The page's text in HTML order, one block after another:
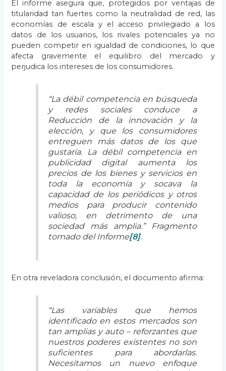
El informe asegura que, protegidos por ventajas de
titularidad tan fuertes como la neutralidad de red, las
economías de escala y el acceso privilegiado a los
datos de los usuarios, los rivales potenciales ya no
pueden competir en igualdad de condiciones, lo que
afecta gravemente el equilibro del mercado y
perjudica los intereses de los consumidores.
“La débil competencia en búsqueda
y redes sociales conduce a
Reducción de la innovación y la
elección, y que los consumidores
entreguen más datos de los que
gustaría. La débil competencia en
publicidad digital aumenta los
precios de los bienes y servicios en
toda la economía y socava la
capacidad de los periódicos y otros
medios para producir contenido
valioso, en detrimento de una
sociedad más amplia.” Fragmento
tomado del Informe[8].
En otra reveladora conclusión, el documento afirma:
“Las variables que hemos
identificado en estos mercados son
tan amplias y auto – reforzantes que
nuestros poderes existentes no son
suficientes para abordarlas.
Necesitamos un nuevo enfoque